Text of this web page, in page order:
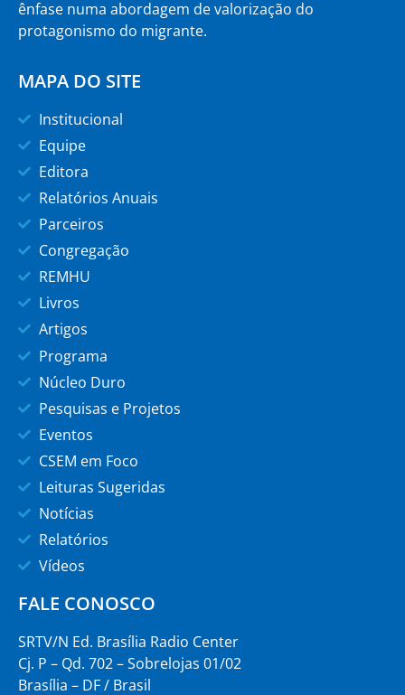
ênfase numa abordagem de valorização do
protagonismo do migrante.
MAPA DO SITE
Institucional
Equipe
Editora
Relatórios Anuais
Parceiros
Congregação
REMHU
Livros
Artigos
Programa
Núcleo Duro
Pesquisas e Projetos
Eventos
CSEM em Foco
Leituras Sugeridas
Notícias
Relatórios
Vídeos
FALE CONOSCO
SRTV/N Ed. Brasília Radio Center
Cj. P – Qd. 702 – Sobrelojas 01/02
Brasília – DF / Brasil